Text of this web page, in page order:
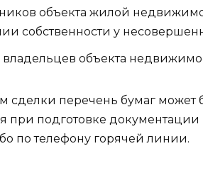
объекта жилой
собственности у
объекта
сделки перечень бумаг может
при подготовке
по телефону горячей линии.